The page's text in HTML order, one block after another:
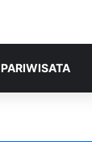
PARIWISATA